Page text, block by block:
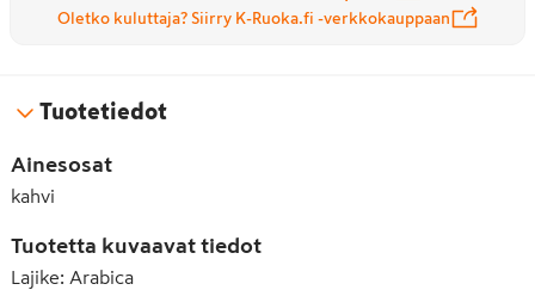
Oletko kuluttaja? Siirry K-Ruoka.fi -verkkokauppaan
Tuotetiedot
Ainesosat
kahvi
Tuotetta kuvaavat tiedot
Lajike: Arabica